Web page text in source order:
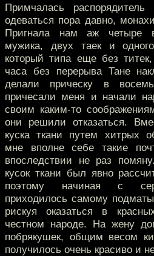
Примчалась распорядитель
одеваться пора давно,
Пригнала нам аж четыре
мужика, двух таек и
который типа еще без
часа без перерыва Тане
делали прическу в
причесали меня и начали
своим каким-то
они решили отказаться.
куска ткани путем хитрых
мне вполне себе такие
впоследствии не раз
кусок ткани был явно
поэтому начиная с
приходилось самому
рискуя оказаться в
честном народе. На жену
побрякушек, общим весом
получилось очень красиво и